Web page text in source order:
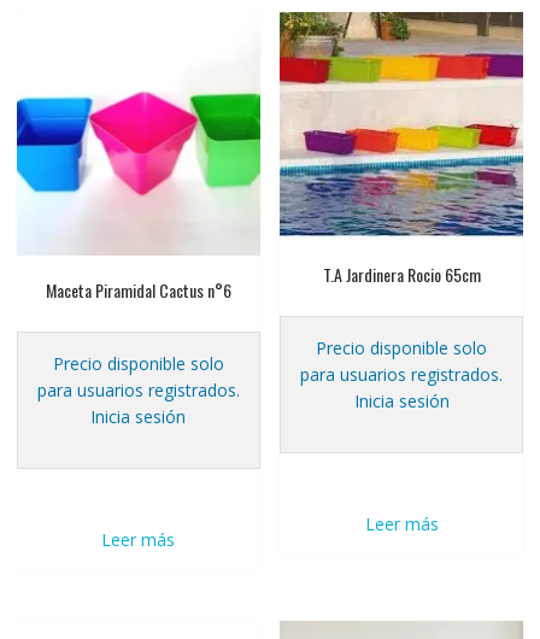
Maceta Piramidal Cactus n°6
Precio disponible solo
para usuarios registrados.
Inicia sesión
Leer más
T.A Jardinera Rocio 65cm
Precio disponible solo
para usuarios registrados.
Inicia sesión
Leer más